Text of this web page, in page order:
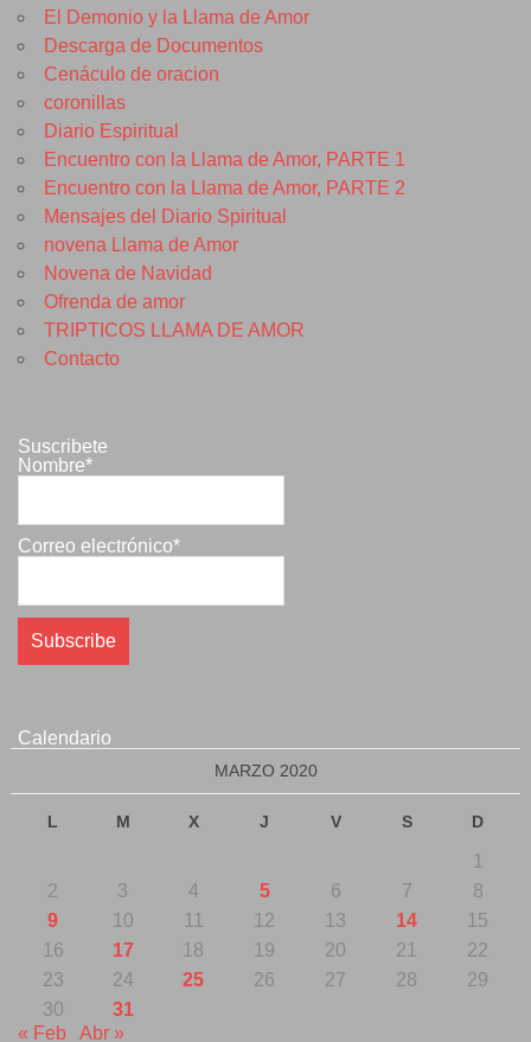
El Demonio y la Llama de Amor
Descarga de Documentos
Cenáculo de oracion
coronillas
Diario Espiritual
Encuentro con la Llama de Amor, PARTE 1
Encuentro con la Llama de Amor, PARTE 2
Mensajes del Diario Spiritual
novena Llama de Amor
Novena de Navidad
Ofrenda de amor
TRIPTICOS LLAMA DE AMOR
Contacto
Suscribete
Nombre*
Correo electrónico*
Calendario
MARZO 2020
L M X J V S D
1
2
3 4 5 6 7
8
9
10 11 12 13 14
15
16
17 18 19 20 21
22
23
24 25 26 27 28
29
30
31
« Feb
Abr »